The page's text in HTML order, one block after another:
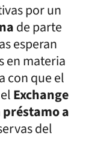
por un
de parte
esperan
en materia
con que el
Exchange
préstamo a
del